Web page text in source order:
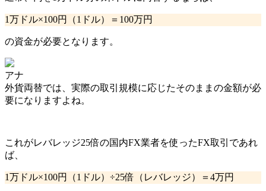
1万ドル×100円（1ドル）＝ 100万円
の資金が必要となります。
アナ
外貨両替では、実際の取引規模に応じたそのままの金額が必
要になりますよね。
これがレバレッジ25倍の国内FX業者を使ったFX取引 であれ
ば、
1万ドル×100円（1ドル）÷25倍（レバレッジ）＝ 4万円